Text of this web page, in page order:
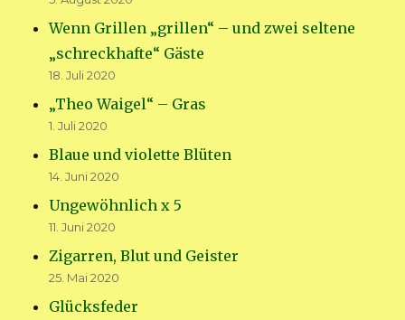
Wenn Grillen „grillen“ – und zwei seltene
„schreckhafte“ Gäste
18. Juli 2020
„Theo Waigel“ – Gras
1. Juli 2020
Blaue und violette Blüten
14. Juni 2020
Ungewöhnlich x 5
11. Juni 2020
Zigarren, Blut und Geister
25. Mai 2020
Glücksfeder